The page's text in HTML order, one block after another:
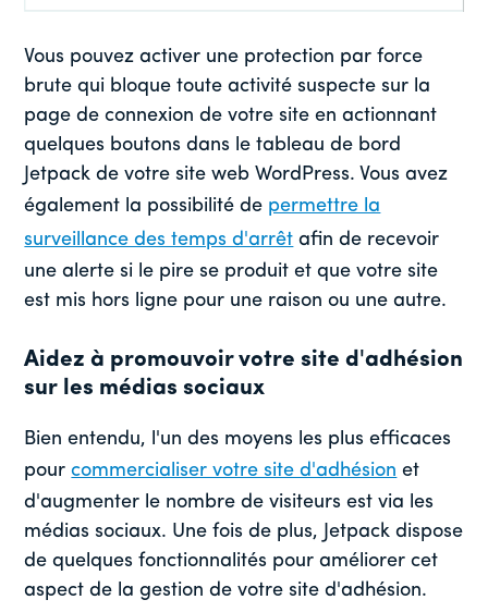
Vous pouvez activer une protection par force
brute qui bloque toute activité suspecte sur la
page de connexion de votre site en actionnant
quelques boutons dans le tableau de bord
Jetpack de votre site web WordPress. Vous avez
également la possibilité de permettre la
surveillance des temps d'arrêt afin de recevoir
une alerte si le pire se produit et que votre site
est mis hors ligne pour une raison ou une autre.
Aidez à promouvoir votre site d'adhésion
sur les médias sociaux
Bien entendu, l'un des moyens les plus efficaces
pourcommercialiser votre site d'adhésion et
d'augmenter le nombre de visiteurs est via les
médias sociaux. Une fois de plus, Jetpack dispose
de quelques fonctionnalités pour améliorer cet
aspect de la gestion de votre site d'adhésion.